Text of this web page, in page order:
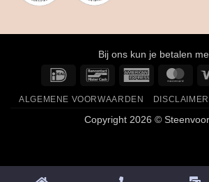
Bij ons kun je betalen
IDeal
BancontactAmerican
ALGEMENE VOORWAARDEN DISCLAIMER
Copyright 2026 ©